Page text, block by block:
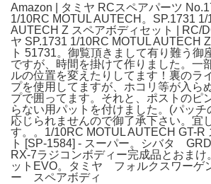
Amazon | タミヤ RCスペアパーツ
1/10RC MOTUL AUTECH。SP.1731
AUTECH Z スペアボディセット | RC/
ヤ SP.1731 1/10RC MOTUL AUTECH
ト 51731。御覧頂きまして有り難う御
ですが、時間を掛けて作りました。一
ルの位置を変えたりしてます！裏のラ
プを使用してますが、ホコリ等が入ら
プで囲ってます。それと、ポストのピ
らない用パットを付けました。(パッチ
応じられませんので御了承下さい。宜
す。。1/10RC MOTUL AUTECH GT-R
ト [SP-1584] - スーパー。シバタ
RX-7ラジコンボディー完成品とおまけ
ットEVO。タミヤ フォルクスワー
ー スペアボディ